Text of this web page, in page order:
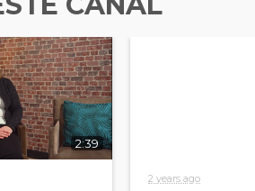
2:39
2 years ago